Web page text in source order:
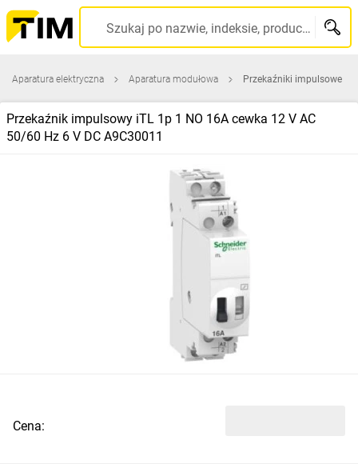
Szukaj po nazwie, indeksie, producencie, kodzie kreskowym...
Aparatura elektryczna Aparatura modułowa Przekaźniki impulsowe
Przekaźnik impulsowy iTL 1p 1 NO 16A cewka 12 V AC
50/60 Hz 6 V DC A9C30011
Cena: